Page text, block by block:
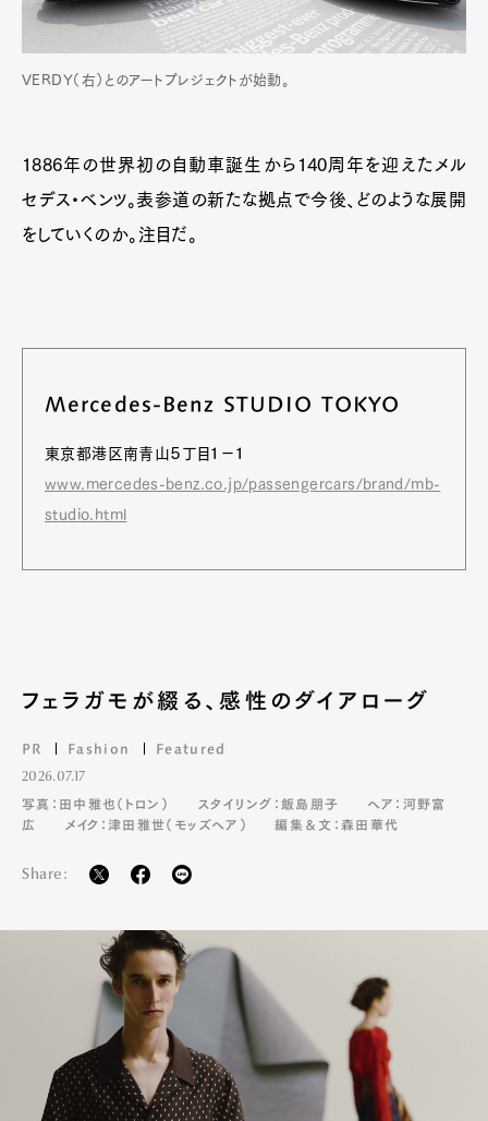
Art&DesignWatchFashion
Official Columnist
About
Contact
Pen Meet
Pen international
VERDY（右）とのアートプレジェクトが始動。
1886年の世界初の自動車誕生から140周年を迎えたメル
セデス・ベンツ。表参道の新たな拠点で今後、どのような展開
をしていくのか。注目だ。
Mercedes-Benz STUDIO TOKYO
東京都港区南青山５丁目１−１
www.mercedes-benz.co.jp/passengercars/brand/mb-
studio.html
フェラガモが綴る、感性のダイアローグ
PR Fashion Featured
2026.07.17
写真：田中雅也（トロン）
スタイリング：飯島朋子
ヘア：河野富
広
メイク：津田雅世（モッズヘア） 編集＆文：森田華代
Share: